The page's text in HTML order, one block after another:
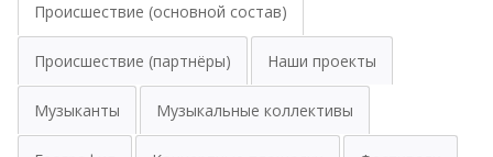
Происшествие (основной состав)
Происшествие (партнёры) Наши проекты
Музыканты Музыкальные коллективы